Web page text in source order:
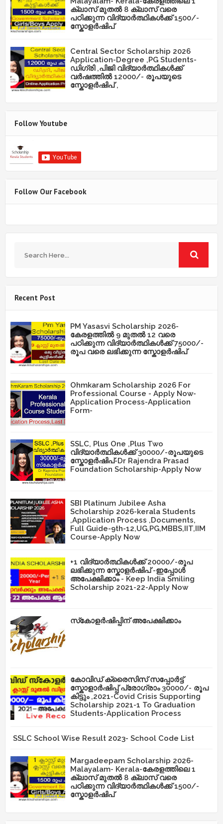
ക്ലാസ് മുതൽ 8 ക്ലാസ് വരെ
പഠിക്കുന്ന വിദ്യാർത്ഥികൾക്ക് 1500/-
സ്കോളർഷിപ്
Central Sector Scholarship 2026
Application-Degree ,PG Students-
ഡിഗ്രി ,പിജി വിദ്യാർത്ഥികൾക്ക്
വർഷത്തിൽ 12000/- രൂപയുടെ
സ്കോളർഷിപ് ,
Follow Youtube
Follow Our Facebook
Recent Post
PM Yasasvi Scholarship 2026-
കേരളത്തിൽ 9 മുതൽ 12 വരെ
പഠിക്കുന്ന വിദ്യാർത്ഥികൾക്ക് 75000/-
രൂപ വരെ ലഭിക്കുന്ന സ്കോളർഷിപ്
Ohmkaram Scholarship 2026 For
Professional Course - Apply Now-
Application Process-Application
Form-
SSLC, Plus One ,Plus Two
വിദ്യാർത്ഥികൾക്ക് 30000/-രൂപയുടെ
സ്കോളർഷിപ്-Dr Rajendra Prasad
Foundation Scholarship-Apply Now
SBI Platinum Jubilee Asha
Scholarship 2026-kerala Students
,Application Process ,Documents,
Full Guide-9th-12,UG,PG,MBBS,IIT,IIM
Course-Apply Now
+1 വിദ്യാർത്ഥികൾക്ക് 20000/-രൂപ
ലഭിക്കുന്ന സ്കോളർഷിപ് -ഇപ്പോൾ
അപേക്ഷിക്കാം - Keep India Smiling
Scholarship 2021-22-Apply Now
സ്‌കോളർഷിപ്പിന് അപേക്ഷിക്കാം
കോവിഡ് ക്രൈസിസ് സപ്പോർട്ട്
സ്കോളാർഷിപ്പ് പ്രോഗ്രാം 30000/- രൂപ
കിട്ടും ,2021-Covid Crisis Supporting
Scholarship 2021-1 To Graduation
Students-Application Process
SSLC School Wise Result 2023- School Code List
Margadeepam Scholarship 2026-
Malayalam- Kerala-കേരളത്തിലെ 1
ക്ലാസ് മുതൽ 8 ക്ലാസ് വരെ
പഠിക്കുന്ന വിദ്യാർത്ഥികൾക്ക് 1500/-
സ്കോളർഷിപ്